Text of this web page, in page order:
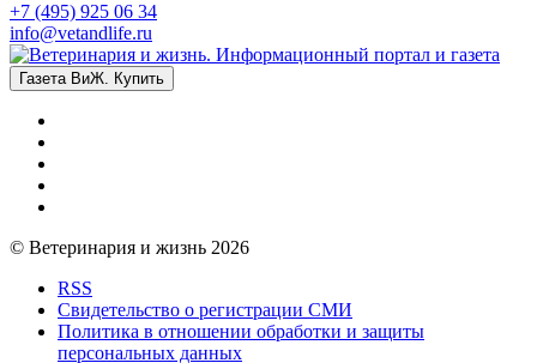
+7 (495) 925 06 34
info@vetandlife.ru
Газета ВиЖ. Купить
© Ветеринария и жизнь 2026
RSS
Свидетельство о регистрации СМИ
Политика в отношении обработки и защиты
персональных данных